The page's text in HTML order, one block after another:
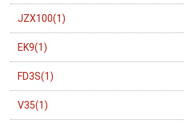
JZX100(1)
EK9(1)
FD3S(1)
V35(1)